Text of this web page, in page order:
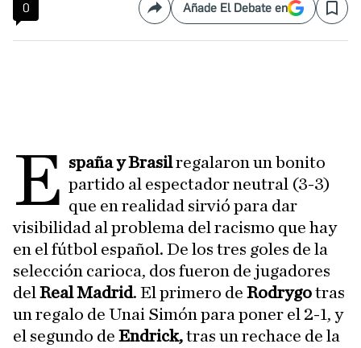
0 CompartirAñade El Debate en Save
E spaña y Brasilregalaron un bonito
partido al espectador neutral (3-3)
que en realidad sirvió para dar
visibilidad al problema del racismo que hay
en el fútbol español. De los tres goles de la
selección carioca, dos fueron de jugadores
del Real Madrid. El primero de Rodrygotras
un regalo de Unai Simón para poner el 2-1, y
el segundo de Endrick,tras un rechace de la